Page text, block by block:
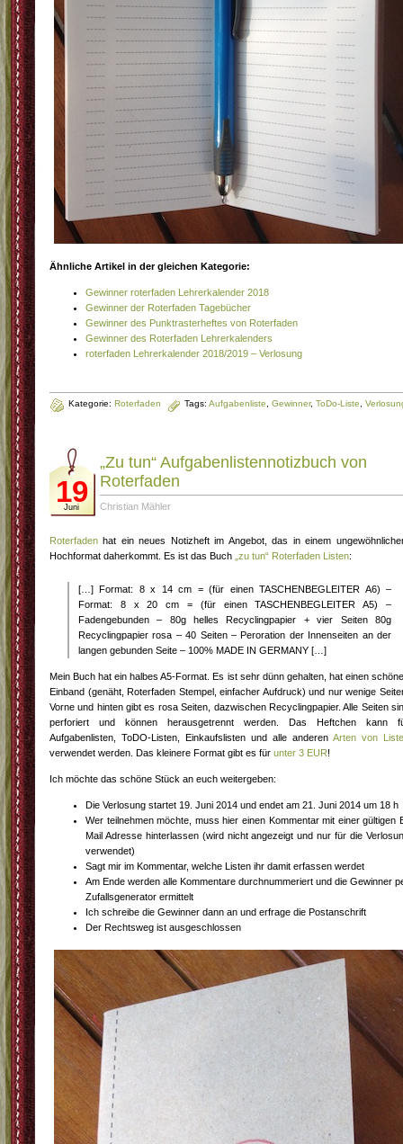
Ähnliche Artikel in der gleichen Kategorie:
Gewinner roterfaden Lehrerkalender 2018
Gewinner der Roterfaden Tagebücher
Gewinner des Punktrasterheftes von Roterfaden
Gewinner des Roterfaden Lehrerkalenders
roterfaden Lehrerkalender 2018/2019 – Verlosung
Kategorie: Roterfaden Tags: Aufgabenliste Gewinner, ToDo-Liste
19
Juni
„Zu tun“ Aufgabenlistennotizbuch von
Roterfaden
Christian Mähler
Roterfaden hat ein neues Notizheft im Angebot, das in einem
Hochformat daherkommt. Es ist das Buch „zu tun“ Roterfaden Listen:
[…] Format: 8 x 14 cm = (für einen TASCHENBEGLEITER A6) –
Format: 8 x 20 cm = (für einen TASCHENBEGLEITER A5) –
Fadengebunden – 80g helles Recyclingpapier + vier Seiten 80g
Recyclingpapier rosa – 40 Seiten – Peroration der Innenseiten an der
langen gebunden Seite – 100% MADE IN GERMANY […]
Mein Buch hat ein halbes A5-Format. Es ist sehr dünn gehalten, hat einen
Einband (genäht, Roterfaden Stempel, einfacher Aufdruck) und nur wenige
Vorne und hinten gibt es rosa Seiten, dazwischen Recyclingpapier. Alle Seiten
perforiert und können herausgetrennt werden. Das Heftchen kann
Aufgabenlisten, ToDO-Listen, Einkaufslisten und alle anderen Arten von
verwendet werden. Das kleinere Format gibt es für unter 3 EUR!
Ich möchte das schöne Stück an euch weitergeben:
Die Verlosung startet 19. Juni 2014 und endet am 21. Juni 2014 um 18 h
Wer teilnehmen möchte, muss hier einen Kommentar mit einer gültigen
Mail Adresse hinterlassen (wird nicht angezeigt und nur für die
verwendet)
Sagt mir im Kommentar, welche Listen ihr damit erfassen werdet
Am Ende werden alle Kommentare durchnummeriert und die Gewinner
Zufallsgenerator ermittelt
Ich schreibe die Gewinner dann an und erfrage die Postanschrift
Der Rechtsweg ist ausgeschlossen